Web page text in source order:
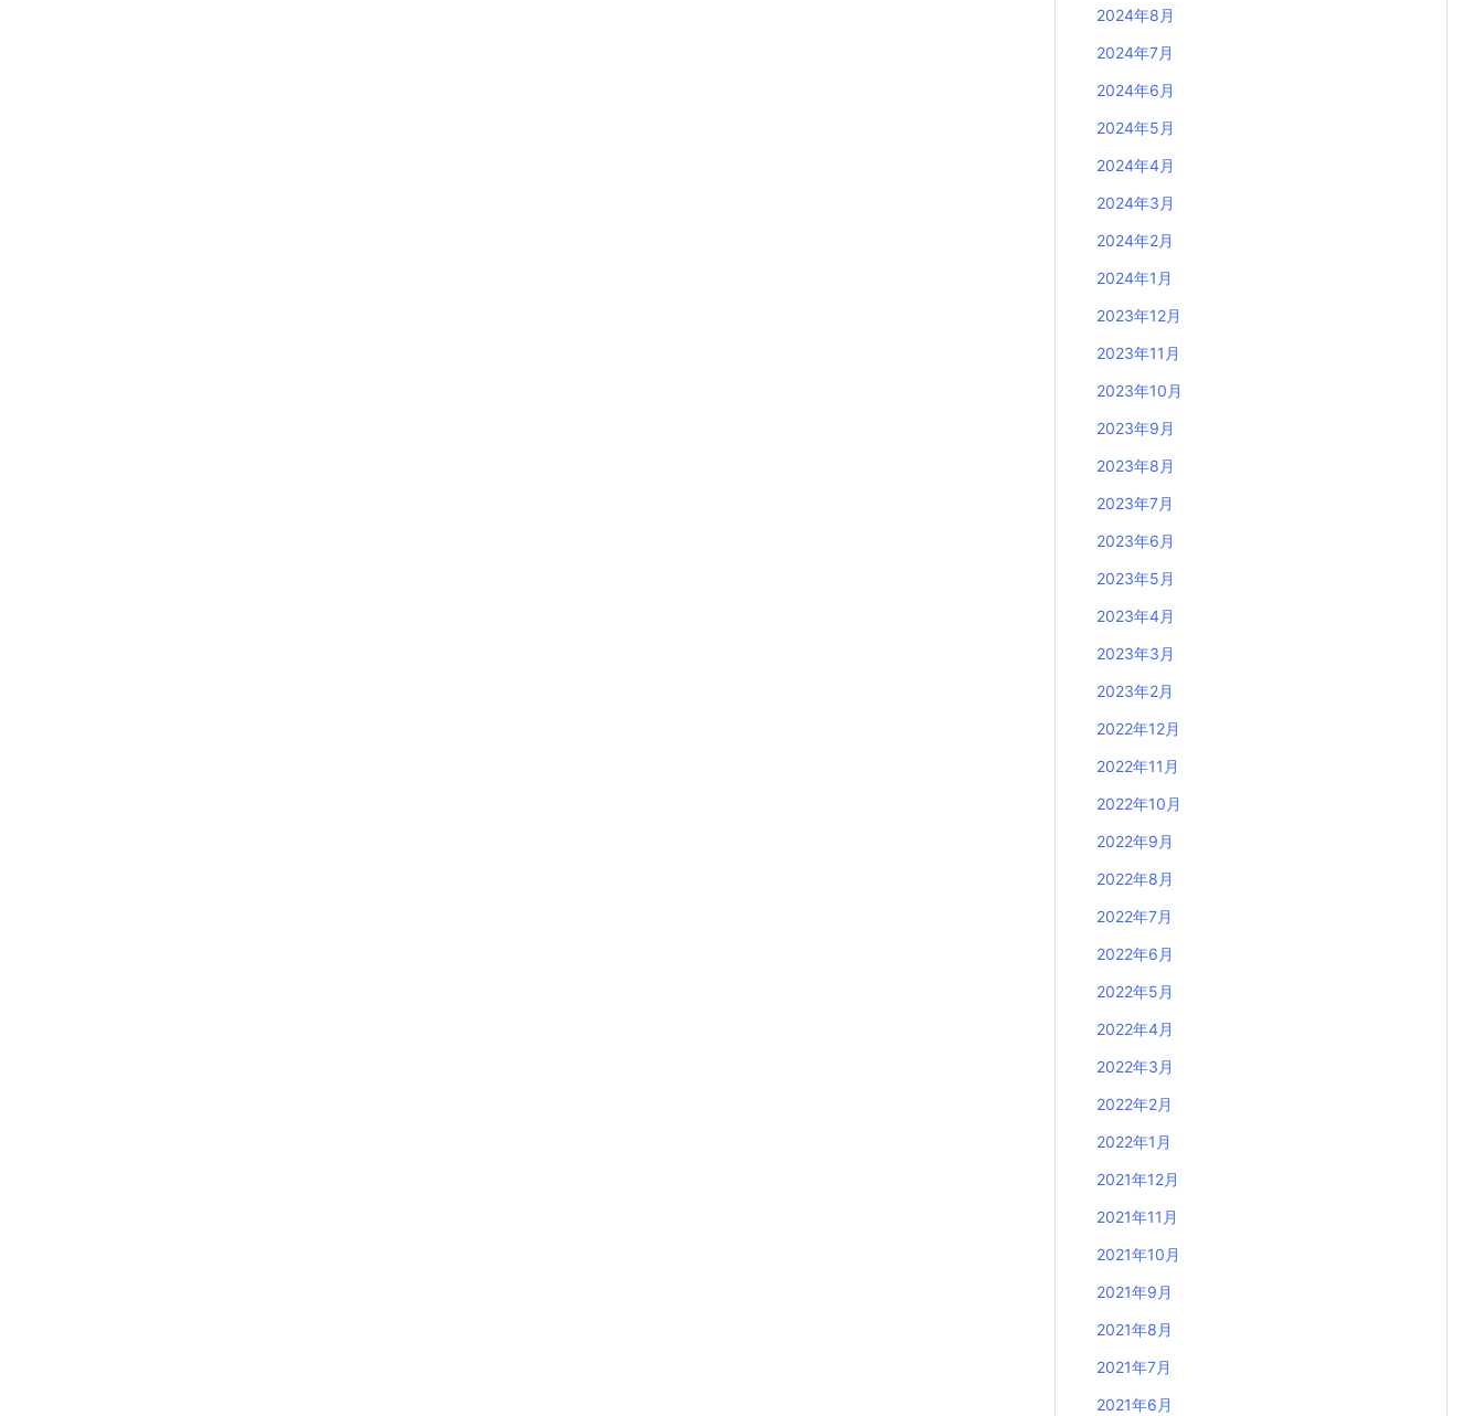
2024年8月
2024年7月
2024年6月
2024年5月
2024年4月
2024年3月
2024年2月
2024年1月
2023年12月
2023年11月
2023年10月
2023年9月
2023年8月
2023年7月
2023年6月
2023年5月
2023年4月
2023年3月
2023年2月
2022年12月
2022年11月
2022年10月
2022年9月
2022年8月
2022年7月
2022年6月
2022年5月
2022年4月
2022年3月
2022年2月
2022年1月
2021年12月
2021年11月
2021年10月
2021年9月
2021年8月
2021年7月
2021年6月